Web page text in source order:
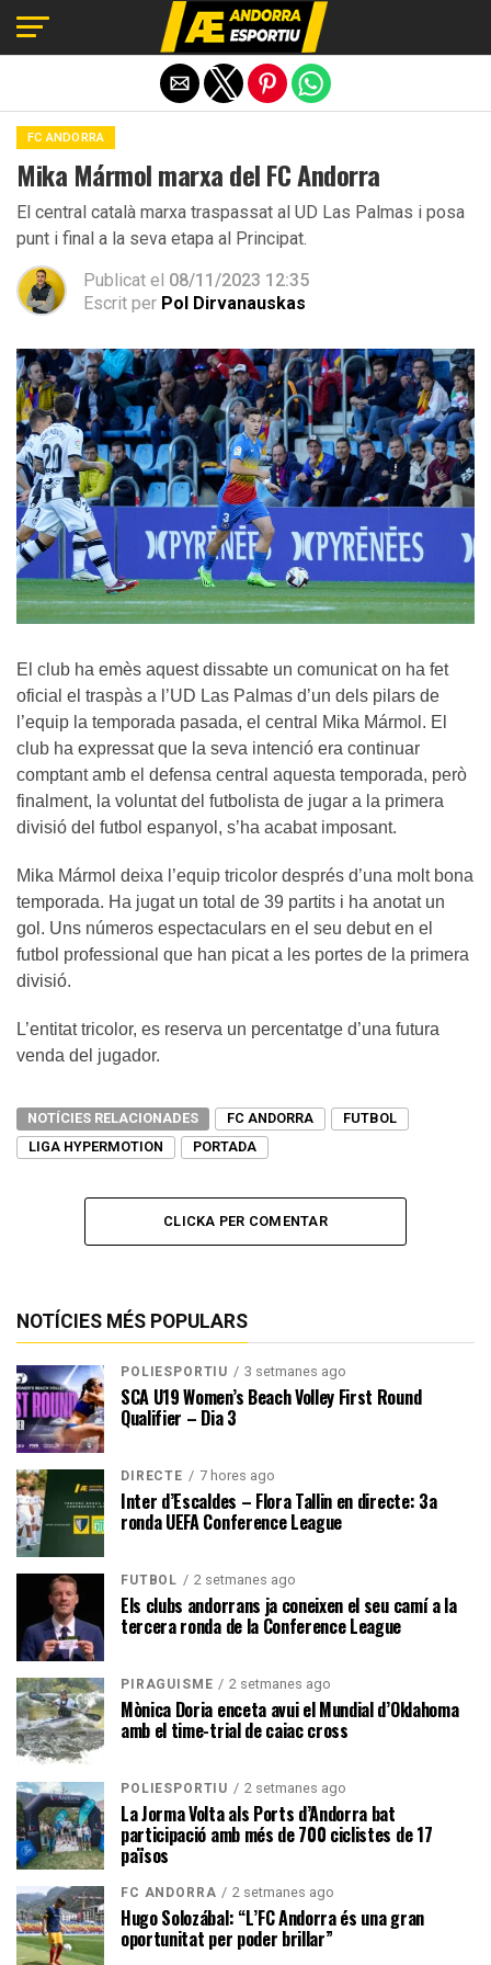
FC ANDORRA
Mika Mármol marxa del FC Andorra
El central català marxa traspassat al UD Las Palmas i posa
punt i final a la seva etapa al Principat.
Publicat el 08/11/2023 12:35
Escrit per Pol Dirvanauskas
El club ha emès aquest dissabte un comunicat on ha fet
oficial el traspàs a l’UD Las Palmas d’un dels pilars de
l’equip la temporada pasada, el central Mika Mármol. El
club ha expressat que la seva intenció era continuar
comptant amb el defensa central aquesta temporada, però
finalment, la voluntat del futbolista de jugar a la primera
divisió del futbol espanyol, s’ha acabat imposant.
Mika Mármol deixa l’equip tricolor després d’una molt bona
temporada. Ha jugat un total de 39 partits i ha anotat un
gol. Uns números espectaculars en el seu debut en el
futbol professional que han picat a les portes de la primera
divisió.
L’entitat tricolor, es reserva un percentatge d’una futura
venda del jugador.
NOTÍCIES RELACIONADES FC ANDORRA
FUTBOL
LIGA HYPERMOTION
PORTADA
CLICKA PER COMENTAR
NOTÍCIES MÉS POPULARS
POLIESPORTIU 3 setmanes ago
SCA U19 Women’s Beach Volley First Round
Qualifier – Dia 3
DIRECTE 7 hores ago
Inter d’Escaldes – Flora Tallin en directe: 3a
ronda UEFA Conference League
FUTBOL 2 setmanes ago
Els clubs andorrans ja coneixen el seu camí a la
tercera ronda de la Conference League
PIRAGÜISME 2 setmanes ago
Mònica Doria enceta avui el Mundial d’Oklahoma
amb el time-trial de caiac cross
POLIESPORTIU 2 setmanes ago
La Jorma Volta als Ports d’Andorra bat
participació amb més de 700 ciclistes de 17
països
FC ANDORRA 2 setmanes ago
Hugo Solozábal: “L’FC Andorra és una gran
oportunitat per poder brillar”
Exit mobile version